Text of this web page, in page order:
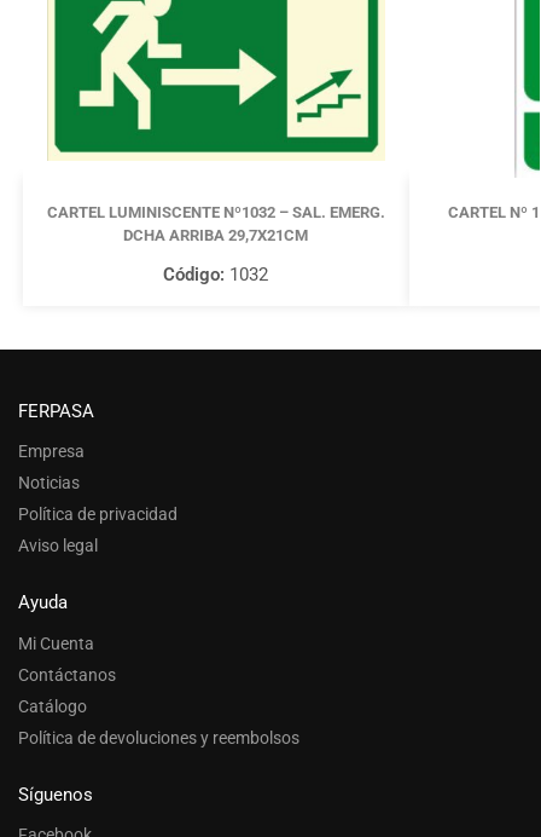
CARTEL LUMINISCENTE Nº1032 – SAL. EMERG.
DCHA ARRIBA 29,7X21CM
Código: 1032
CARTEL Nº
FERPASA
Empresa
Noticias
Política de privacidad
Aviso legal
Ayuda
Mi Cuenta
Contáctanos
Catálogo
Política de devoluciones y reembolsos
Síguenos